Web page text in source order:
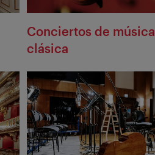
Conciertos de música
clásica